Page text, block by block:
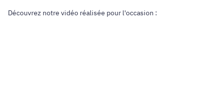
Découvrez notre vidéo réalisée pour l'occasion :